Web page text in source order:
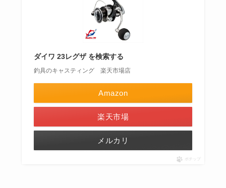
ダイワ 23レグザ を検索する
釣具のキャスティング 楽天市場店
Amazon
楽天市場
メルカリ
ポチップ